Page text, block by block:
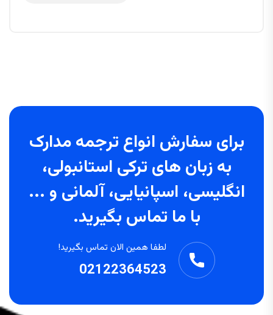
برای سفارش انواع ترجمه مدارک
به زبان های ترکی استانبولی،
انگلیسی، اسپانیایی، آلمانی و ...
با ما تماس بگیرید.
لطفا همین الان تماس بگیرید!
02122364523